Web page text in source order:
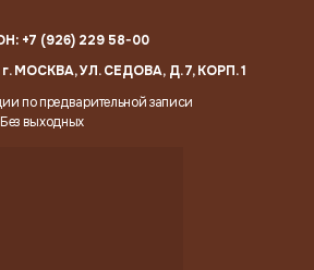
по предварительной записи
Без выходных
МОСКВА, УЛ. СЕДОВА, Д. 7, КОРП. 1
+7 (926) 229 58-00